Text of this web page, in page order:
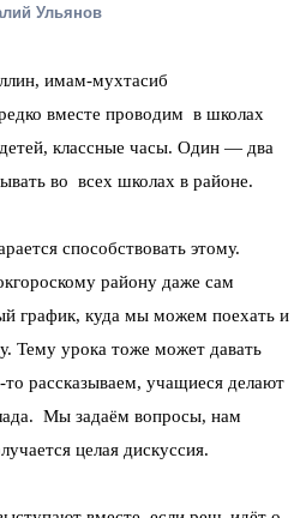
Ульянов
имам-мухтасиб
вместе проводим в школах
классные часы. Один — два
во всех школах в районе.
способствовать этому.
району даже сам
график, куда мы можем поехать и
Тему урока тоже может давать
рассказываем, учащиеся делают
Мы задаём вопросы, нам
целая дискуссия.